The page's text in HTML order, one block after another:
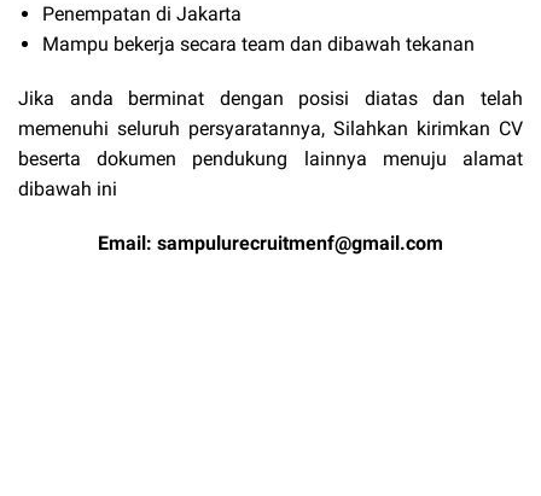
Penempatan di Jakarta
Mampu bekerja secara team dan dibawah tekanan
Jika anda berminat dengan posisi diatas dan telah
memenuhi seluruh persyaratannya, Silahkan kirimkan CV
beserta dokumen pendukung lainnya menuju alamat
dibawah ini
Email: sampulurecruitmenf@gmail.com